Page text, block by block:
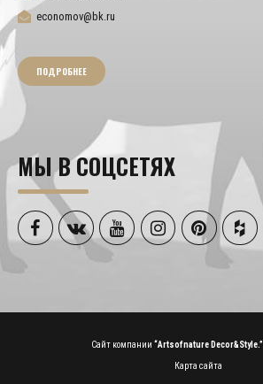
economov@bk.ru
ПОДРОБНЕЕ
МЫ В СОЦСЕТЯХ
Сайт компании “Artsofnature Decor&Style.”
Карта сайта